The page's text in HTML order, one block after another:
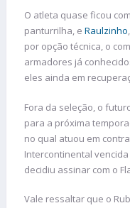
O atleta quase ficou
panturrilha, e Raulzinho
por opção técnica, o
armadores já
eles ainda em
Fora da seleção, o
para a próxima
no qual atuou em
Intercontinental
decidiu assinar com o
Vale ressaltar que o